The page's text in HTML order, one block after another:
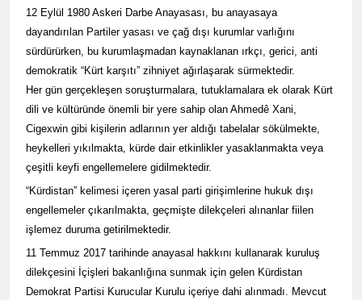
EDİLDİĞİ ADİL BİR DÜZEN
UMUDUMUZU CANLI
TUTARAK; RAMAZAN
BAYRAMINIZI
KUTLUYORUZ!
HAK-PAR, PDK-BAKUR, PSK,
PWK, Diyarbakır e Mardin’de
Halepçe Soykırımı’nı Andılar:
Halepçe Soykırımının
Yaraları, Ulusal Birlik ve
Kürdistan’ın Özgürlüğüyle
Sarılabilir
1 Yıl Ago
Ahmed el Şara ve Mazlum
Abdi’nin imzaladığı
anlaşma, Kürtlerin kolektif
haklarını içermiyor.
1 Yıl Ago
HAK-PAR Adana İl Kadın
Komisyonu 8 Mart Dünya
Kadınlar gününü kutladı
1 Yıl Ago
Başarıyla Sonuçlandı
Düzgün KAPLAN; ‘PKK’ nin
feshi en başta Kürt halkının
1 Yıl Ago
BASINA VE KAMUOYUNA
Eşitlik ve özgürlük
mücadelesi veren tüm
kadınları selamlıyoruz
Bugün 8 Mart Dünya
İZMİR’DE HAK.PAR, PSK
12 Eylül 1980 Askeri Darbe Anayasası, bu anayasaya
dayandırılan Partiler yasası ve çağ dışı kurumlar varlığını
sürdürürken, bu kurumlaşmadan kaynaklanan ırkçı, gerici, anti
demokratik “Kürt karşıtı” zihniyet ağırlaşarak sürmektedir.
Her gün gerçekleşen soruşturmalara, tutuklamalara ek olarak Kürt
dili ve kültüründe önemli bir yere sahip olan Ahmedê Xani,
Cigexwin gibi kişilerin adlarının yer aldığı tabelalar sökülmekte,
heykelleri yıkılmakta, kürde dair etkinlikler yasaklanmakta veya
çeşitli keyfi engellemelere gidilmektedir.
“Kürdistan” kelimesi içeren yasal parti girişimlerine hukuk dışı
engellemeler çıkarılmakta, geçmişte dilekçeleri alınanlar fiilen
işlemez duruma getirilmektedir.
11 Temmuz 2017 tarihinde anayasal hakkını kullanarak kuruluş
dilekçesini İçişleri bakanlığına sunmak için gelen Kürdistan
Demokrat Partisi Kurucular Kurulu içeriye dahi alınmadı. Mevcut